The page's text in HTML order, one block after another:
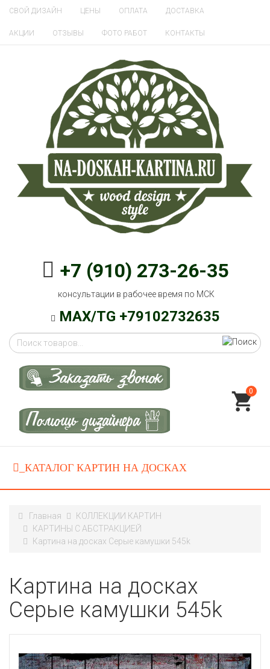
СВОЙ ДИЗАЙН ЦЕНЫ ОПЛАТА ДОСТАВКА
АКЦИИ ОТЗЫВЫ ФОТО РАБОТ КОНТАКТЫ
+7 (910) 273-26-35
консультации в рабочее время по МСК
MAX/TG +79102732635
0
Главная
КОЛЛЕКЦИИ КАРТИН
КАРТИНЫ С АБСТРАКЦИЕЙ
Картина на досках Серые камушки 545k
Картина на досках
Серые камушки 545k